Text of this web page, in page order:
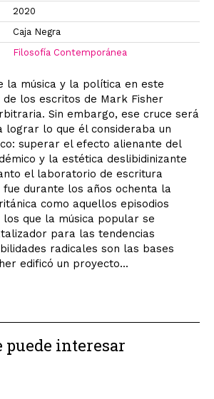
2020
Caja Negra
Filosofía Contemporánea
la música y la política en este
de los escritos de Mark Fisher
Sin embargo, ese cruce será
lograr lo que él consideraba un
superar el efecto alienante del
y la estética deslibidinizante
el laboratorio de escritura
durante los años ochenta la
como aquellos episodios
que la música popular se
para las tendencias
radicales son las bases
edificó un proyecto...
puede interesar